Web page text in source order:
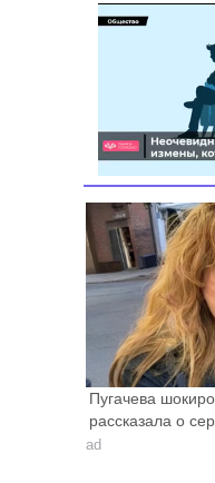
Пугачева
рассказала о
ad